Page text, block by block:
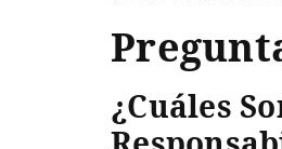
¿Cuáles